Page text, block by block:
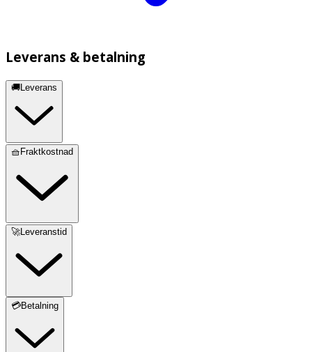
Leverans & betalning
🚚Leverans
🧺Fraktkostnad
🚀Leveranstid
💳Betalning